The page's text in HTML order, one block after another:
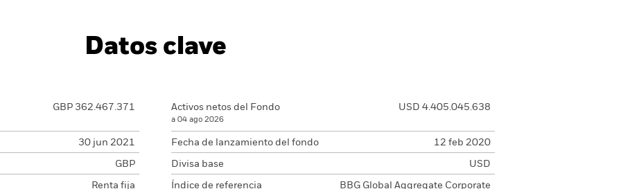
Datos clave
GBP 362.467.371
30 jun 2021
GBP
Renta fija
Activos netos del Fondo
a 04 ago 2026
USD 4.405.045.638
Fecha de lanzamiento del fondo 12 feb 2020
Divisa base USD
Índice de referencia
BBG Global Aggregate Corporate